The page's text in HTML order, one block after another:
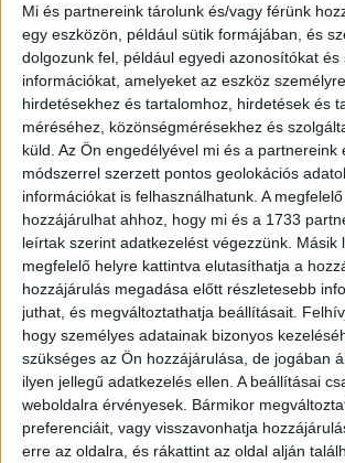
Mi és partnereink tárolunk és/vagy férünk
egy eszközön, például sütik formájában, és
dolgozunk fel, például egyedi azonosítókat és
információkat, amelyeket az eszköz
hirdetésekhez és tartalomhoz, hirdetések és
méréséhez, közönségmérésekhez és
küld. Az Ön engedélyével mi és a partnereink
módszerrel szerzett pontos geolokációs
információkat is felhasználhatunk. A
hozzájárulhat ahhoz, hogy mi és a 1733
leírtak szerint adatkezelést végezzünk. Másik
megfelelő helyre kattintva elutasíthatja a
hozzájárulás megadása előtt részletesebb
juthat, és megváltoztathatja beállításait.
hogy személyes adatainak bizonyos
szükséges az Ön hozzájárulása, de jogában
ilyen jellegű adatkezelés ellen. A beállításai
weboldalra érvényesek. Bármikor
preferenciáit, vagy visszavonhatja
erre az oldalra, és rákattint az oldal alján
– médiabefolyás: 4
Jele:Kigombolt ing
Legjobb mondata:Legyen 310 forint
315?)
Legjobb oligarchatársa:Csányi
(Fotó:innen.)
DEMJÁN SÁNDOR OLIGARCHA